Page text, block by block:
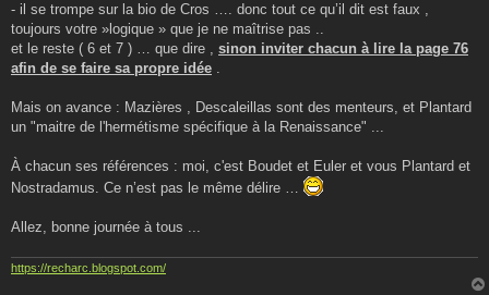
- il se trompe sur la bio de Cros …. donc tout ce qu’il dit est faux ,
toujours votre »logique » que je ne maîtrise pas ..
et le reste ( 6 et 7 ) … que dire , sinon inviter chacun à lire la page 76
afin de se faire sa propre idée .
Mais on avance : Mazières , Descaleillas sont des menteurs, et Plantard
un "maitre de l'hermétisme spécifique à la Renaissance" ...
À chacun ses références : moi, c'est Boudet et Euler et vous Plantard et
Nostradamus. Ce n’est pas le même délire …
Allez, bonne journée à tous ...
https://recharc.blogspot.com/